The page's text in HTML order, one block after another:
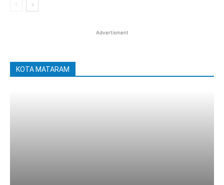
Advertisment
KOTA MATARAM